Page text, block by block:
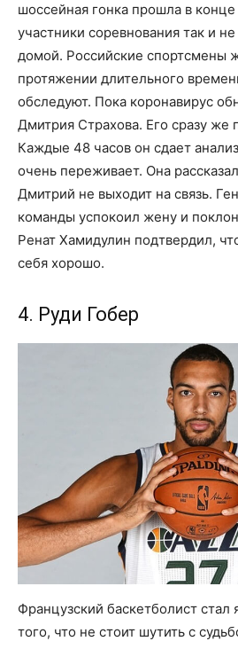
шоссейная гонка прошла в
участники соревнования так и
домой. Российские спортсмены
протяжении длительного
обследуют. Пока коронавирус
Дмитрия Страхова. Его сразу же
Каждые 48 часов он сдает
очень переживает. Она
Дмитрий не выходит на связь.
команды успокоил жену и
Ренат Хамидулин подтвердил,
себя хорошо.
4. Руди Гобер
Французский баскетболист
того, что не стоит шутить с